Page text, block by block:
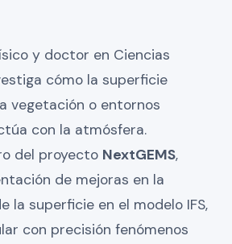
y doctor en Ciencias
cómo la superficie
vegetación o entornos
con la atmósfera.
del proyecto NextGEMS,
de mejoras en la
la superficie en el modelo IFS,
con precisión fenómenos